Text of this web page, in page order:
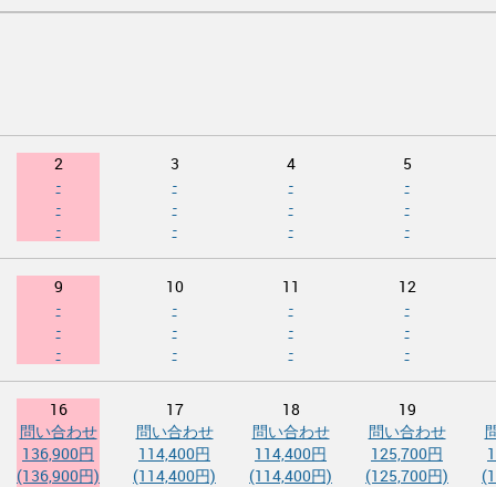
2
-
-
-
3
-
-
-
4
-
-
-
5
-
-
-
9
-
-
-
10
-
-
-
11
-
-
-
12
-
-
-
16
問い合わせ
136,900円
(136,900円)
17
問い合わせ
114,400円
(114,400円)
18
問い合わせ
114,400円
(114,400円)
19
問い合わせ
125,700円
(125,700円)